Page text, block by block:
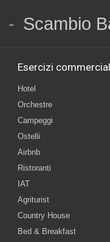
- Scambio
Esercizi
Hotel
Orchestre
Campeggi
Ostelli
Airbnb
Ristoranti
IAT
Agriturist
Country House
Bed & Breakfast